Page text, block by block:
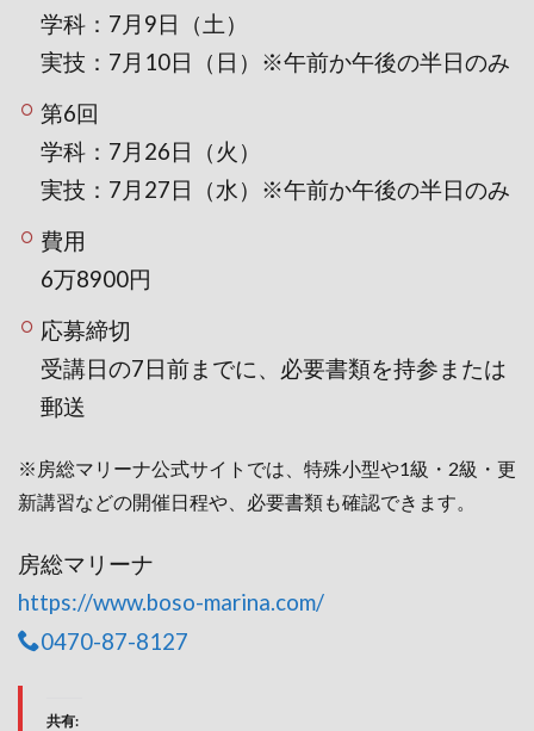
学科：7月9日（土）
実技：7月10日（日）※午前か午後の半日のみ
第6回
学科：7月26日（火）
実技：7月27日（水）※午前か午後の半日のみ
費用
6万8900円
応募締切
受講日の7日前までに、必要書類を持参または
郵送
※房総マリーナ公式サイトでは、特殊小型や1級・2級・更
新講習などの開催日程や、必要書類も確認できます。
房総マリーナ
https://www.boso-marina.com/
0470-87-8127
共有: